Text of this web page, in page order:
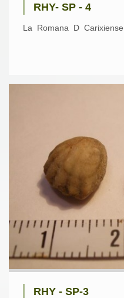
RHY- SP - 4
La Romana D Carixiense
RHY - SP-3